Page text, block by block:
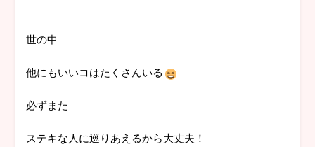
世の中
他にもいいコはたくさんいる
必ずまた
ステキな人に巡りあえるから大丈夫！